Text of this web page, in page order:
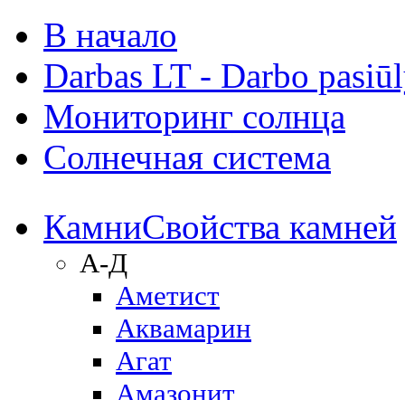
В начало
Darbas LT - Darbo
Мониторинг солнца
Солнечная система
КамниСвойства камней
А-Д
Аметист
Аквамарин
Агат
Амазонит